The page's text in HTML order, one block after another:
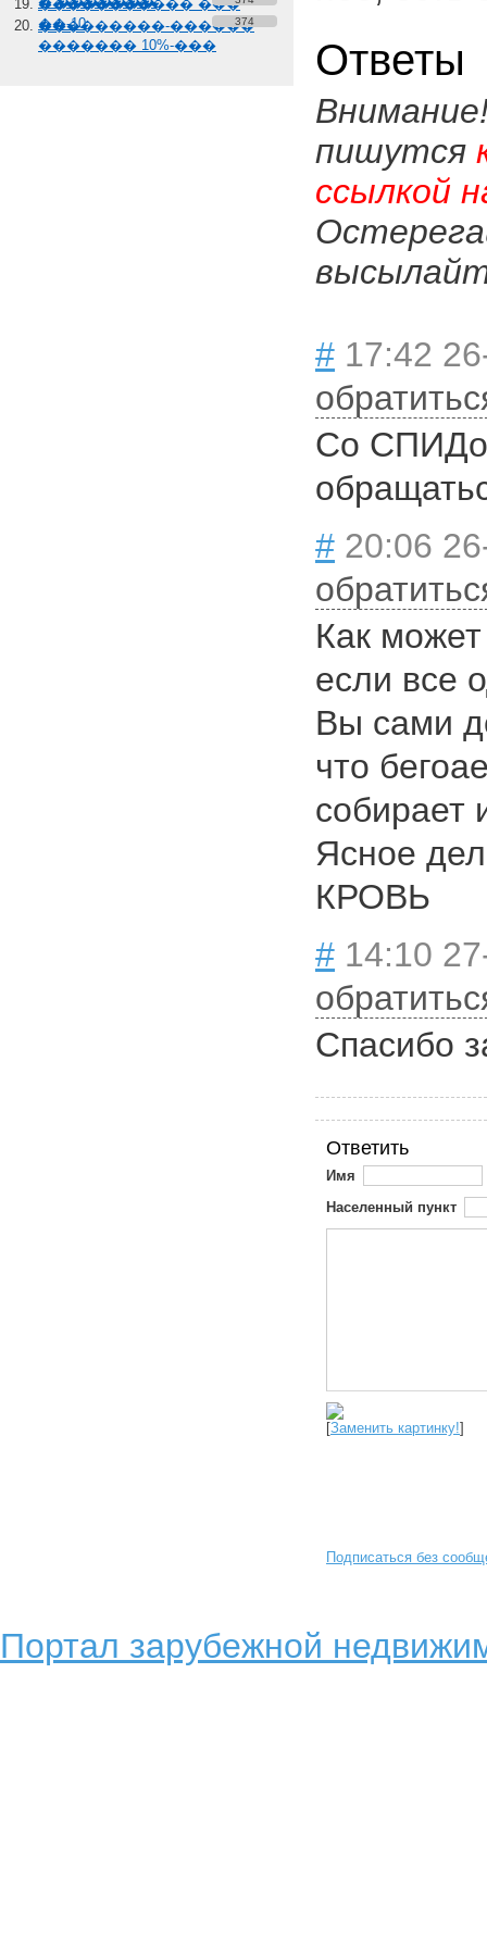
����������� ���
��-10
���������-������
������� 10%-���
374
Ответы
пишутся
ссылкой
# 17:42
Со
# 20:06
Как может
если все
Вы сами
что
собирает
Ясное
КРОВЬ
# 14:10
Спасибо
Ответить
Имя
Населенный пункт
[Заменить картинку!]
Подписаться без
Портал зарубежной